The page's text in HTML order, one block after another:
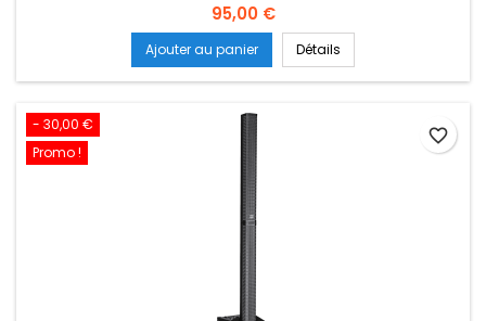
Prix
95,00 €
Ajouter au panier Détails
- 30,00 €
Promo !
favorite_border